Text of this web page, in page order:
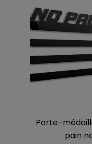
Porte-
pain